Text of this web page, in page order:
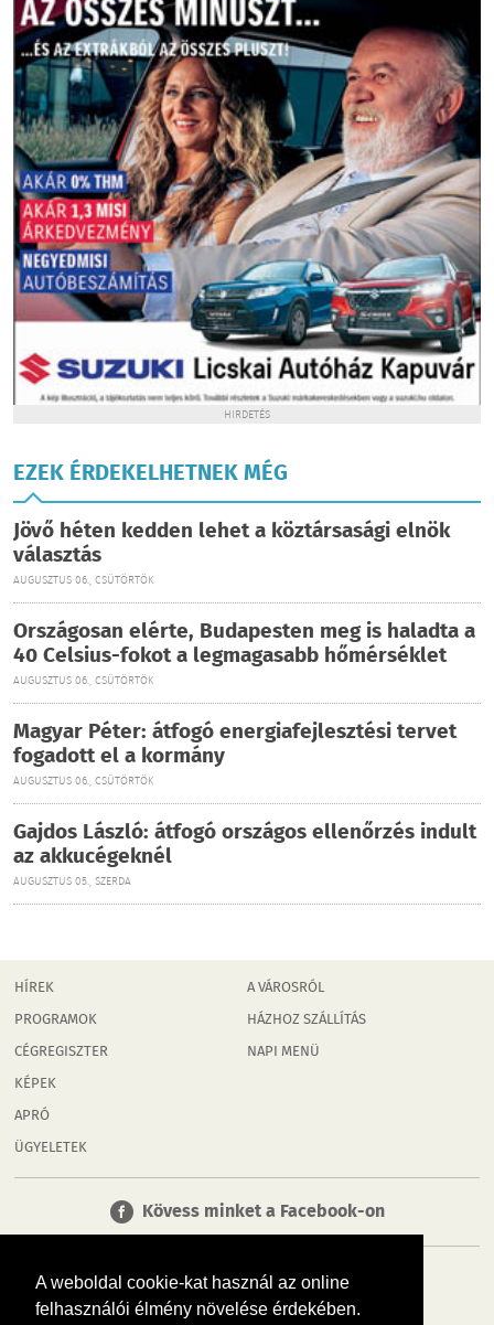
A weboldal cookie-kat használ az online
felhasználói élmény növelése érdekében.
HIRDETÉS
EZEK ÉRDEKELHETNEK MÉG
Jövő héten kedden lehet a köztársasági elnök
választás
AUGUSZTUS 06., CSÜTÖRTÖK
Országosan elérte, Budapesten meg is haladta a
40 Celsius-fokot a legmagasabb hőmérséklet
AUGUSZTUS 06., CSÜTÖRTÖK
Magyar Péter: átfogó energiafejlesztési tervet
fogadott el a kormány
AUGUSZTUS 06., CSÜTÖRTÖK
Gajdos László: átfogó országos ellenőrzés indult
az akkucégeknél
AUGUSZTUS 05., SZERDA
HÍREK
PROGRAMOK
CÉGREGISZTER
KÉPEK
APRÓ
ÜGYELETEK
A VÁROSRÓL
HÁZHOZ SZÁLLÍTÁS
NAPI MENÜ
Kövess minket a Facebook-on